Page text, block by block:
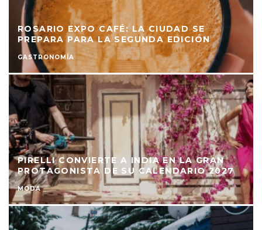
ROSARIO EXPO CAFÉ: LA CIUDAD SE
PREPARA PARA LA SEGUNDA EDICIÓN
GASTRONOMÍA
PIRELLI CONVIERTE A INDIA EN LA GRAN
PROTAGONISTA DE SU CALENDARIO 2027
MODA